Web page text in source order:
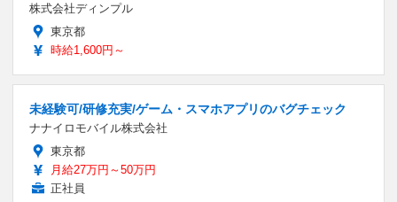
株式会社ディンプル
東京都
時給1,600円～
未経験可/研修充実/ゲーム・スマホアプリのバグチェック
ナナイロモバイル株式会社
東京都
月給27万円～50万円
正社員